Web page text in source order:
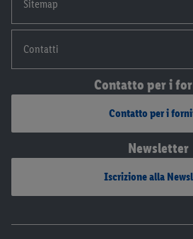
Sitemap
Contatti
Contatto per i
Contatto per i
Newsletter
Iscrizione alla